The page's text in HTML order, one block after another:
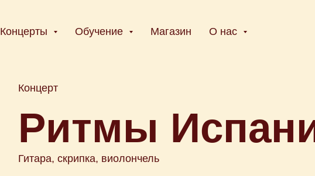
Концерты Обучение Магазин О нас
Концерт
Ритмы
Гитара, скрипка, виолончель